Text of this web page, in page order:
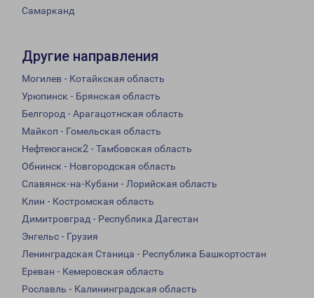
Самарканд
Другие направления
Могилев - Котайкская область
Урюпинск - Брянская область
Белгород - Арагацотнская область
Майкоп - Гомельская область
Нефтеюганск2 - Тамбовская область
Обнинск - Новгородская область
Славянск-на-Кубани - Лорийская область
Клин - Костромская область
Димитровград - Республика Дагестан
Энгельс - Грузия
Ленинградская Станица - Республика Башкортостан
Ереван - Кемеровская область
Рославль - Калининградская область